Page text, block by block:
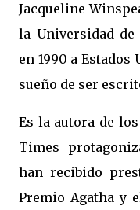
Jacqueline
la Universidad de
en 1990 a
sueño de ser
Es la autora de
Times
han recibido
Premio Agatha y